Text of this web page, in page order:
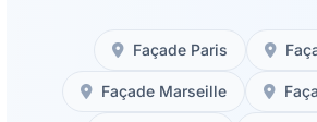
Façade Paris
Façade Marseille